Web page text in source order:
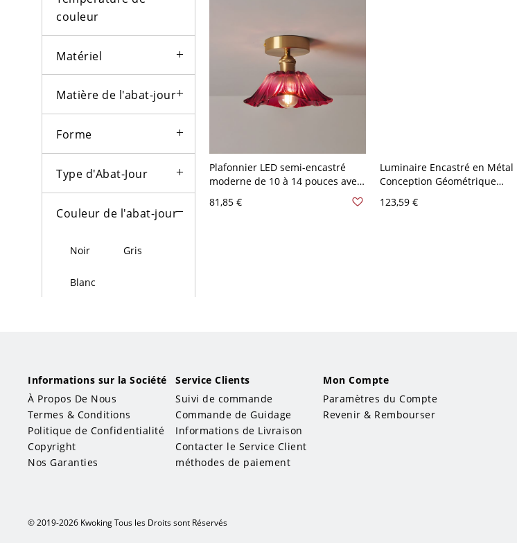
couleur
Matériel
Matière de l'abat-jour
Forme
Type d'Abat-Jour
Couleur de l'abat-jour
Noir Gris
Blanc
Rose Jaune
Orange
Bleu
Plafonnier LED semi-encastré
moderne de 10 à 14 pouces avec
110 V-120 V Cloche
81,85 €
Luminaire Encastré en Métal
Conception Géométrique
Salon - Violet 110 V-120 V 53,34
123,59 €
Informations sur la Société
À Propos De Nous
Termes & Conditions
Politique de Confidentialité
Copyright
Nos Garanties
Service Clients
Suivi de commande
Commande de Guidage
Informations de Livraison
Contacter le Service Client
méthodes de paiement
Mon Compte
Paramètres du Compte
Revenir & Rembourser
© 2019-2026 Kwoking Tous les Droits sont Réservés